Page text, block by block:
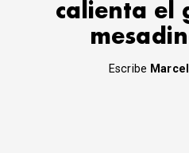
calienta el
Escribe